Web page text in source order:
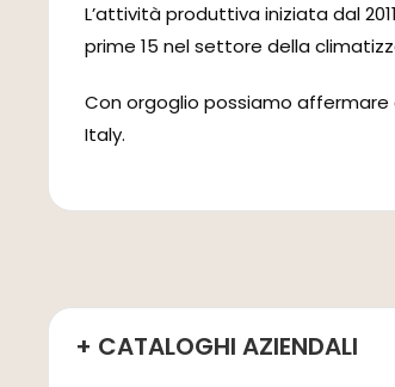
L’attività produttiva iniziata dal
prime 15 nel settore della
Con orgoglio possiamo
Italy.
+ CATALOGHI AZIENDALI